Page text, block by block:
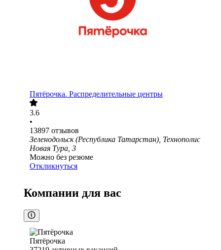
Пятёрочка. Распределительные центры
3.6
•
13897 отзывов
Зеленодольск (Республика Татарстан), Технополис
Новая Тура, 3
Можно без резюме
Откликнуться
Компании для вас
Пятёрочка